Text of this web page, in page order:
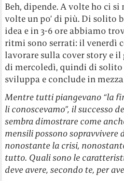
Beh, dipende. A volte ho ci si
volte un po’ di più. Di solito
idea e in 3-6 ore abbiamo
ritmi sono serrati: il venerdì
lavorare sulla cover story e
di mercoledì, quindi di solito
sviluppa e conclude in
Mentre tutti piangevano “la
li conoscevamo”, il successo
sembra dimostrare come
mensili possono sopravvivere
nonostante la crisi,
tutto. Quali sono le
deve avere, secondo te, per